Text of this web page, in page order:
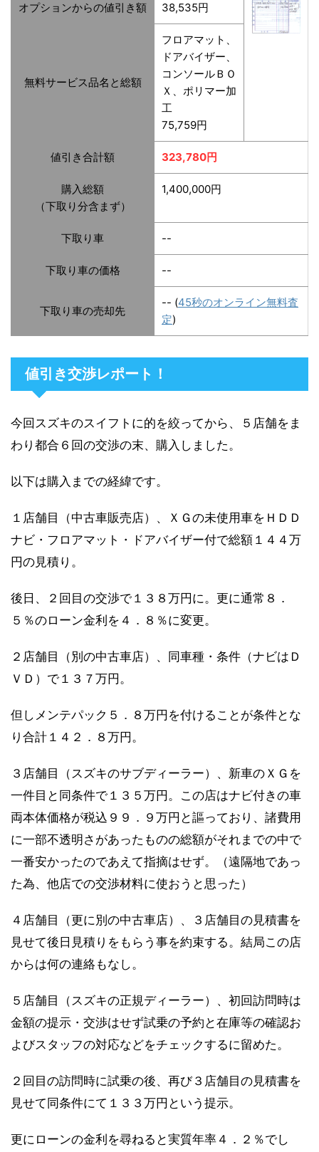
オプションからの値引き額 38,535円
無料サービス品名と総額
フロアマット、
ドアバイザー、
コンソールＢＯ
Ｘ、ポリマー加
工
75,759円
値引き合計額 323,780円
購入総額
（下取り分含まず）
1,400,000円
下取り車 --
下取り車の価格 --
下取り車の売却先
-- (45秒のオンライン無料査
定)
値引き交渉レポート！
今回スズキのスイフトに的を絞ってから、５店舗をま
わり都合６回の交渉の末、購入しました。
以下は購入までの経緯です。
１店舗目（中古車販売店）、ＸＧの未使用車をＨＤＤ
ナビ・フロアマット・ドアバイザー付で総額１４４万
円の見積り。
後日、２回目の交渉で１３８万円に。更に通常８．
５％のローン金利を４．８％に変更。
２店舗目（別の中古車店）、同車種・条件（ナビはＤ
ＶＤ）で１３７万円。
但しメンテパック５．８万円を付けることが条件とな
り合計１４２．８万円。
３店舗目（スズキのサブディーラー）、新車のＸＧを
一件目と同条件で１３５万円。この店はナビ付きの車
両本体価格が税込９９．９万円と謳っており、諸費用
に一部不透明さがあったものの総額がそれまでの中で
一番安かったのであえて指摘はせず。（遠隔地であっ
た為、他店での交渉材料に使おうと思った）
４店舗目（更に別の中古車店）、３店舗目の見積書を
見せて後日見積りをもらう事を約束する。結局この店
からは何の連絡もなし。
５店舗目（スズキの正規ディーラー）、初回訪問時は
金額の提示・交渉はせず試乗の予約と在庫等の確認お
よびスタッフの対応などをチェックするに留めた。
２回目の訪問時に試乗の後、再び３店舗目の見積書を
見せて同条件にて１３３万円という提示。
更にローンの金利を尋ねると実質年率４．２％でし